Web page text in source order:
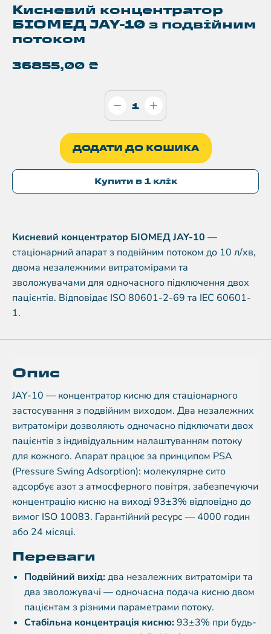
Кисневий концентратор
БІОМЕД JAY-10 з подвійним
потоком
36855,00 ₴
ДОДАТИ ДО КОШИКА
Купити в 1 клік
Кисневий концентратор БІОМЕД JAY-10 —
стаціонарний апарат з подвійним потоком до 10 л/хв,
двома незалежними витратомірами та
зволожувачами для одночасного підключення двох
пацієнтів. Відповідає ISO 80601-2-69 та IEC 60601-
1.
Опис
JAY-10 — концентратор кисню для стаціонарного
застосування з подвійним виходом. Два незалежних
витратоміри дозволяють одночасно підключати двох
пацієнтів з індивідуальним налаштуванням потоку
для кожного. Апарат працює за принципом PSA
(Pressure Swing Adsorption): молекулярне сито
адсорбує азот з атмосферного повітря, забезпечуючи
концентрацію кисню на виході 93±3% відповідно до
вимог ISO 10083. Гарантійний ресурс — 4000 годин
або 24 місяці.
Переваги
Подвійний вихід:два незалежних витратоміри та
два зволожувачі — одночасна подача кисню двом
пацієнтам з різними параметрами потоку.
Стабільна концентрація кисню:93±3% при будь-